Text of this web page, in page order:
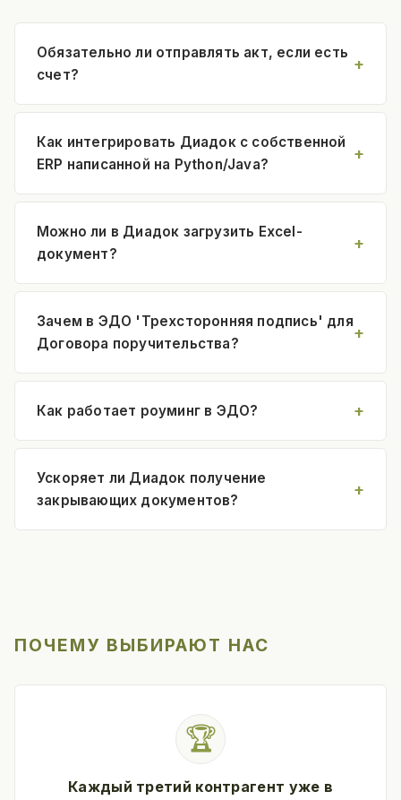
Обязательно ли отправлять акт, если есть
счет?
Как интегрировать Диадок с собственной
ERP написанной на Python/Java?
Можно ли в Диадок загрузить Excel-
документ?
Зачем в ЭДО 'Трехсторонняя подпись' для
Договора поручительства?
Как работает роуминг в ЭДО?
Ускоряет ли Диадок получение
закрывающих документов?
ПОЧЕМУ ВЫБИРАЮТ НАС
🏆
Каждый третий контрагент уже в